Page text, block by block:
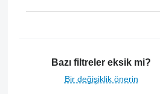
Bazı filtreler eksik mi?
Bir değişiklik önerin